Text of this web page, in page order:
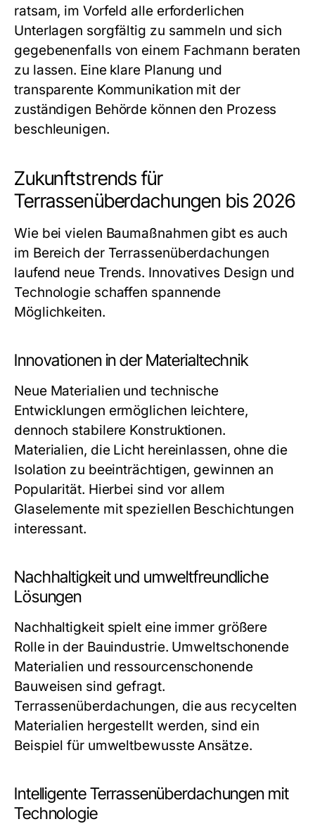
ratsam, im Vorfeld alle erforderlichen
Unterlagen sorgfältig zu sammeln und sich
gegebenenfalls von einem Fachmann beraten
zu lassen. Eine klare Planung und
transparente Kommunikation mit der
zuständigen Behörde können den Prozess
beschleunigen.
Zukunftstrends für
Terrassenüberdachungen bis 2026
Wie bei vielen Baumaßnahmen gibt es auch
im Bereich der Terrassenüberdachungen
laufend neue Trends. Innovatives Design und
Technologie schaffen spannende
Möglichkeiten.
Innovationen in der Materialtechnik
Neue Materialien und technische
Entwicklungen ermöglichen leichtere,
dennoch stabilere Konstruktionen.
Materialien, die Licht hereinlassen, ohne die
Isolation zu beeinträchtigen, gewinnen an
Popularität. Hierbei sind vor allem
Glaselemente mit speziellen Beschichtungen
interessant.
Nachhaltigkeit und umweltfreundliche
Lösungen
Nachhaltigkeit spielt eine immer größere
Rolle in der Bauindustrie. Umweltschonende
Materialien und ressourcenschonende
Bauweisen sind gefragt.
Terrassenüberdachungen, die aus recycelten
Materialien hergestellt werden, sind ein
Beispiel für umweltbewusste Ansätze.
Intelligente Terrassenüberdachungen mit
Technologie